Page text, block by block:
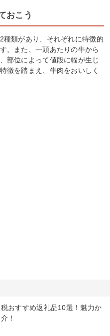
おこう
類があり、それぞれに特徴的
。また、一頭あたりの牛から
部位によって値段に幅が生じ
徴を踏まえ、牛肉をおいしく
おすすめ返礼品10選！魅力か
！